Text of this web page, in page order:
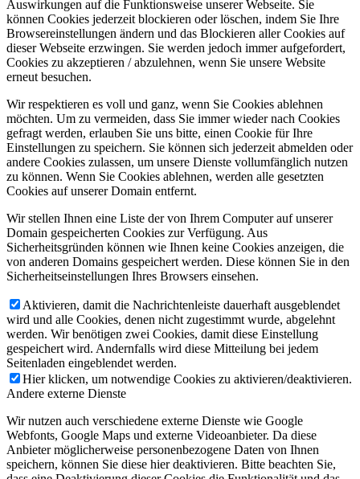
Auswirkungen auf die Funktionsweise unserer Webseite. Sie
können Cookies jederzeit blockieren oder löschen, indem Sie Ihre
Browsereinstellungen ändern und das Blockieren aller Cookies auf
dieser Webseite erzwingen. Sie werden jedoch immer aufgefordert,
Cookies zu akzeptieren / abzulehnen, wenn Sie unsere Website
erneut besuchen.
Wir respektieren es voll und ganz, wenn Sie Cookies ablehnen
möchten. Um zu vermeiden, dass Sie immer wieder nach Cookies
gefragt werden, erlauben Sie uns bitte, einen Cookie für Ihre
Einstellungen zu speichern. Sie können sich jederzeit abmelden oder
andere Cookies zulassen, um unsere Dienste vollumfänglich nutzen
zu können. Wenn Sie Cookies ablehnen, werden alle gesetzten
Cookies auf unserer Domain entfernt.
Wir stellen Ihnen eine Liste der von Ihrem Computer auf unserer
Domain gespeicherten Cookies zur Verfügung. Aus
Sicherheitsgründen können wie Ihnen keine Cookies anzeigen, die
von anderen Domains gespeichert werden. Diese können Sie in den
Sicherheitseinstellungen Ihres Browsers einsehen.
Aktivieren, damit die Nachrichtenleiste dauerhaft ausgeblendet
wird und alle Cookies, denen nicht zugestimmt wurde, abgelehnt
werden. Wir benötigen zwei Cookies, damit diese Einstellung
gespeichert wird. Andernfalls wird diese Mitteilung bei jedem
Seitenladen eingeblendet werden.
Hier klicken, um notwendige Cookies zu aktivieren/deaktivieren.
Andere externe Dienste
Wir nutzen auch verschiedene externe Dienste wie Google
Webfonts, Google Maps und externe Videoanbieter. Da diese
Anbieter möglicherweise personenbezogene Daten von Ihnen
speichern, können Sie diese hier deaktivieren. Bitte beachten Sie,